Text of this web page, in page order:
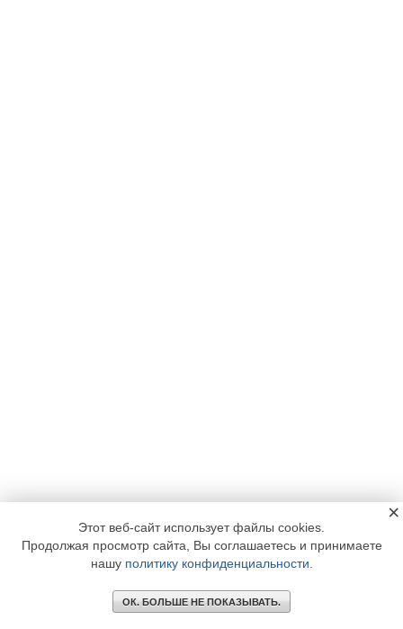
Этот веб-сайт использует файлы cookies.
Продолжая просмотр сайта, Вы соглашаетесь и принимаете
нашу политику конфиденциальности
ОК. БОЛЬШЕ НЕ ПОКАЗЫВАТЬ.
×